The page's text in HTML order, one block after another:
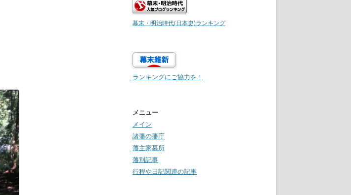
幕末・明治時代(日本史)ランキング
ランキングにご協力を！
メニュー
メイン
諸藩の藩庁
藩主家墓所
藩別記事
行程や日記関連の記事